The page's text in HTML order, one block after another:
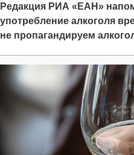
Редакция РИА «ЕАН»
употребление алкоголя
не пропагандируем